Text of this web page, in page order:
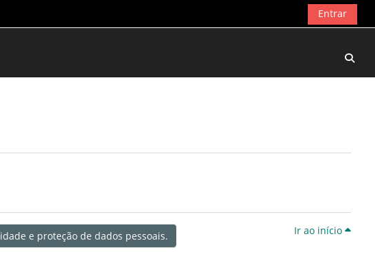
Entrar
e proteção de dados pessoais. Ir ao início